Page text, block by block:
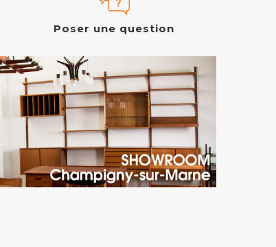
Poser une question